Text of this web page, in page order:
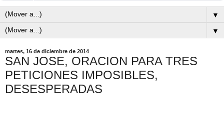
▼
▼
martes, 16 de diciembre de 2014
SAN JOSE, ORACION PARA TRES
PETICIONES IMPOSIBLES,
DESESPERADAS